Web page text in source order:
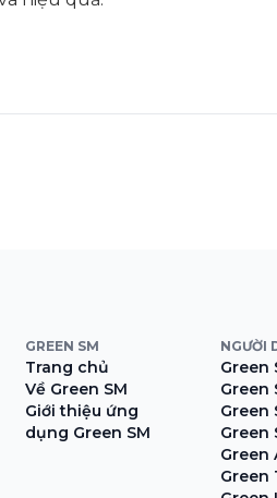
GREEN SM
Trang chủ
Về Green SM
Giới thiệu ứng
dụng Green SM
NGƯỜI
Green
Green
Green
Green
Green
Green